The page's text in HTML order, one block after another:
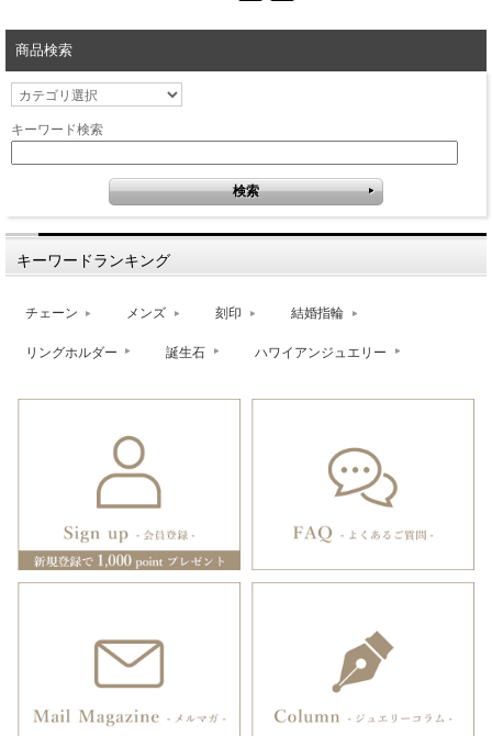
商品検索
キーワード検索
キーワードランキング
チェーン メンズ 刻印 結婚指輪
リングホルダー 誕生石 ハワイアンジュエリー